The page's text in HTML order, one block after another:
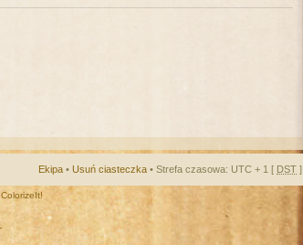
Ekipa • Usuń ciasteczka • Strefa czasowa: UTC + 1 [ DST ]
ColorizeIt!